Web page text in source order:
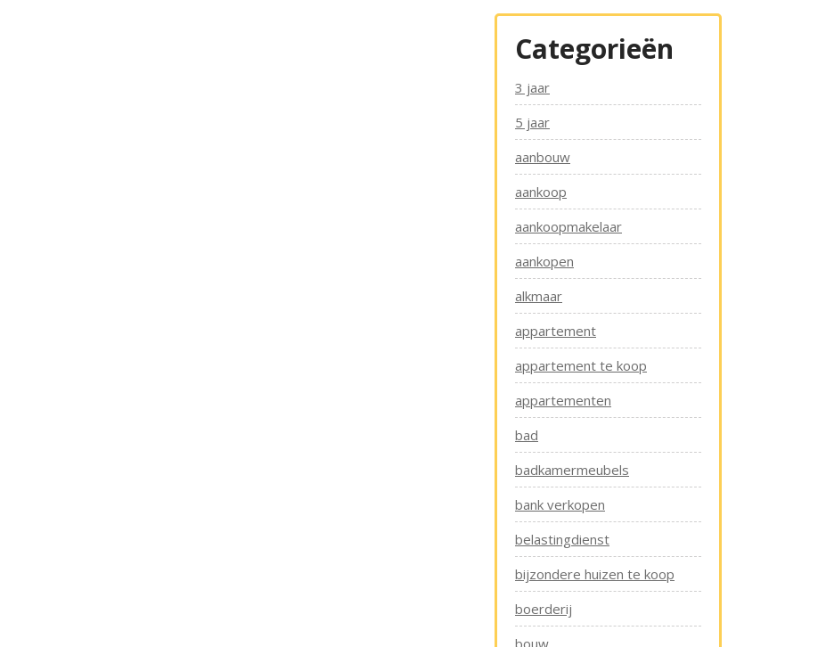
Categorieën
3 jaar
5 jaar
aanbouw
aankoop
aankoopmakelaar
aankopen
alkmaar
appartement
appartement te koop
appartementen
bad
badkamermeubels
bank verkopen
belastingdienst
bijzondere huizen te koop
boerderij
bouw